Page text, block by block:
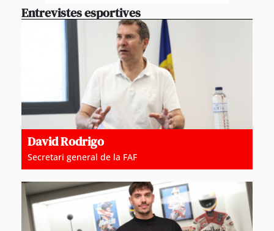
Entrevistes esportives
David Rodrigo
Secretari general de la FAF